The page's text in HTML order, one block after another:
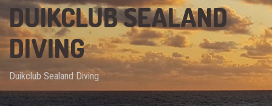
DUIKCLUB SEALAND
DIVING
Duikclub Sealand Diving